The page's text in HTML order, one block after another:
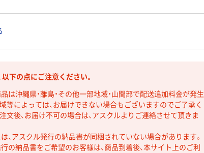
以下の点にご注意ください。
は沖縄県・離島・その他一部地域・山間部で配送追加料金が発生
等によっては、お届けできない場合もございますのでご了承く
文後、お届け不可の場合は、アスクルよりご連絡させて頂きま
、アスクル発行の納品書が同梱されていない場合があります。
の納品書をご希望のお客様は、商品到着後、本サイト上のご利